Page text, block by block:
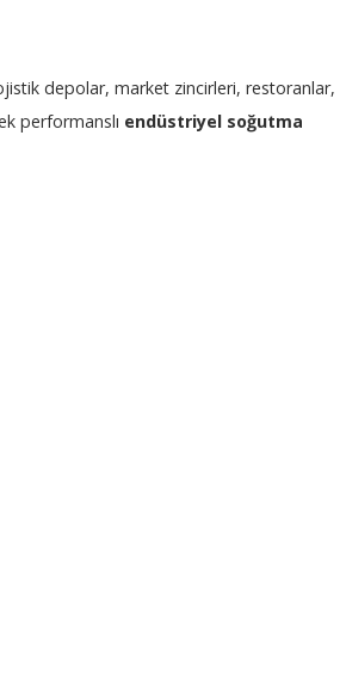
depolar, market zincirleri, restoranlar,
performanslı endüstriyel soğutma